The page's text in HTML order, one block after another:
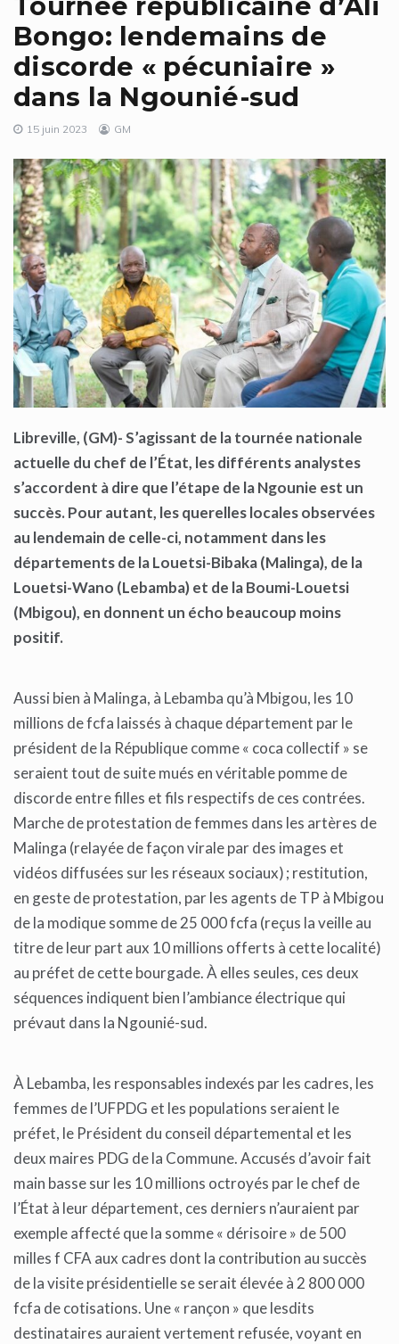
Bongo: lendemains de
discorde « pécuniaire »
dans la Ngounié-sud
15 juin 2023 GM
Libreville, (GM)- S’agissant de la tournée nationale
actuelle du chef de l’État, les différents analystes
s’accordent à dire que l’étape de la Ngounie est un
succès. Pour autant, les querelles locales observées
au lendemain de celle-ci, notamment dans les
départements de la Louetsi-Bibaka (Malinga), de la
Louetsi-Wano (Lebamba) et de la Boumi-Louetsi
(Mbigou), en donnent un écho beaucoup moins
positif.
Aussi bien à Malinga, à Lebamba qu’à Mbigou, les 10
millions de fcfa laissés à chaque département par le
président de la République comme « coca collectif » se
seraient tout de suite mués en véritable pomme de
discorde entre filles et fils respectifs de ces contrées.
Marche de protestation de femmes dans les artères de
Malinga (relayée de façon virale par des images et
vidéos diffusées sur les réseaux sociaux) ; restitution,
en geste de protestation, par les agents de TP à Mbigou
de la modique somme de 25 000 fcfa (reçus la veille au
titre de leur part aux 10 millions offerts à cette localité)
au préfet de cette bourgade. À elles seules, ces deux
séquences indiquent bien l’ambiance électrique qui
prévaut dans la Ngounié-sud.
À Lebamba, les responsables indexés par les cadres, les
femmes de l’UFPDG et les populations seraient le
préfet, le Président du conseil départemental et les
deux maires PDG de la Commune. Accusés d’avoir fait
main basse sur les 10 millions octroyés par le chef de
l’État à leur département, ces derniers n’auraient par
exemple affecté que la somme « dérisoire » de 500
milles f CFA aux cadres dont la contribution au succès
de la visite présidentielle se serait élevée à 2 800 000
fcfa de cotisations. Une « rançon » que lesdits
destinataires auraient vertement refusée, voyant en